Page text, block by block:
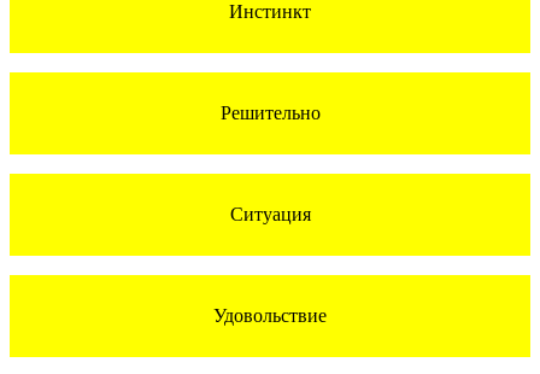
Инстинкт
Решительно
Ситуация
Удовольствие